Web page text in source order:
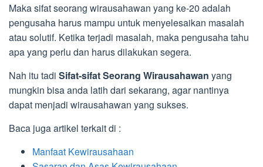
Maka sifat seorang wirausahawan yang ke-20 adalah
pengusaha harus mampu untuk menyelesaikan masalah
atau solutif. Ketika terjadi masalah, maka pengusaha tahu
apa yang perlu dan harus dilakukan segera.
Nah itu tadi Sifat-sifat Seorang Wirausahawan yang
mungkin bisa anda latih dari sekarang, agar nantinya
dapat menjadi wirausahawan yang sukses.
Baca juga artikel terkait di :
Manfaat Kewirausahaan